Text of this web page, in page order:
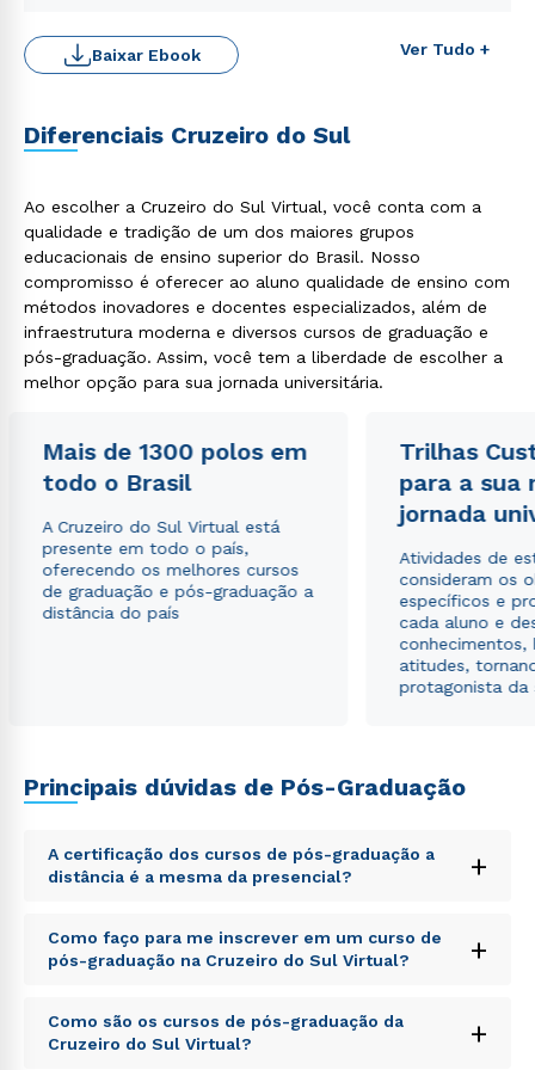
Ver Tudo +
Baixar Ebook
Diferenciais Cruzeiro do Sul
Ao escolher a Cruzeiro do Sul Virtual, você conta com a
qualidade e tradição de um dos maiores grupos
educacionais de ensino superior do Brasil. Nosso
compromisso é oferecer ao aluno qualidade de ensino com
métodos inovadores e docentes especializados, além de
infraestrutura moderna e diversos cursos de graduação e
pós-graduação. Assim, você tem a liberdade de escolher a
melhor opção para sua jornada universitária.
Mais de 1300 polos em
todo o Brasil
A Cruzeiro do Sul Virtual está
presente em todo o país,
oferecendo os melhores cursos
de graduação e pós-graduação a
distância do país
Trilhas
para a sua
jornada
Atividades de
consideram os
específicos e
cada aluno e
conhecimentos,
atitudes,
protagonista da
Principais dúvidas de Pós-Graduação
A certificação dos cursos de pós-graduação a
distância é a mesma da presencial?
+
Sed ut perspiciatis unde omnis iste natus error sit
voluptatem accusantium doloremque laudantium,
totam rem aperiam, eaque ipsa quae ab illo inventore
explicabo. Nemo enim ipsam voluptatem quia
voluptas sit aspernatur aut odit aut fugit, sed quia
Como faço para me inscrever em um curso de
pós-graduação na Cruzeiro do Sul Virtual?
+
Sed ut perspiciatis unde omnis iste natus error sit
voluptatem accusantium doloremque laudantium,
Como são os cursos de pós-graduação da
Cruzeiro do Sul Virtual?
+
Rápido e fácil
WhatsApp
Estou de acordo com aPolítica de Privacidade.e
autorizo que meus dados sejam utilizados para o